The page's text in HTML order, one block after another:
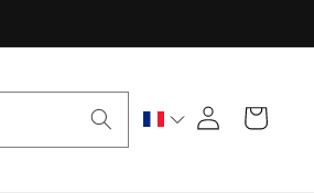
ConnexionPanier